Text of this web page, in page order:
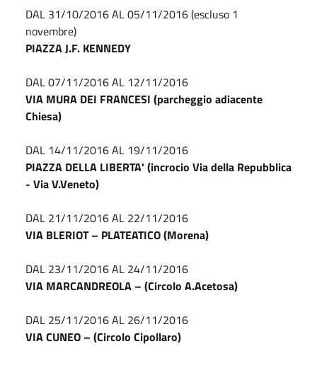
DAL 31/10/2016 AL 05/11/2016 (escluso 1
novembre)
PIAZZA J.F. KENNEDY
DAL 07/11/2016 AL 12/11/2016
VIA MURA DEI FRANCESI (parcheggio adiacente
Chiesa)
DAL 14/11/2016 AL 19/11/2016
PIAZZA DELLA LIBERTA' (incrocio Via della Repubblica
- Via V.Veneto)
DAL 21/11/2016 AL 22/11/2016
VIA BLERIOT – PLATEATICO (Morena)
DAL 23/11/2016 AL 24/11/2016
VIA MARCANDREOLA – (Circolo A.Acetosa)
DAL 25/11/2016 AL 26/11/2016
VIA CUNEO – (Circolo Cipollaro)